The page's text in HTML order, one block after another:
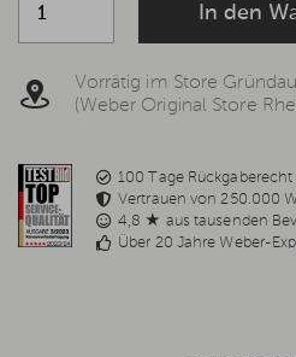
In den
Vorrätig im Store
(Weber Original Store
100 Tage Rückgaberecht
Vertrauen von 250.000
4,8 ★ aus tausenden
Über 20 Jahre Weber-